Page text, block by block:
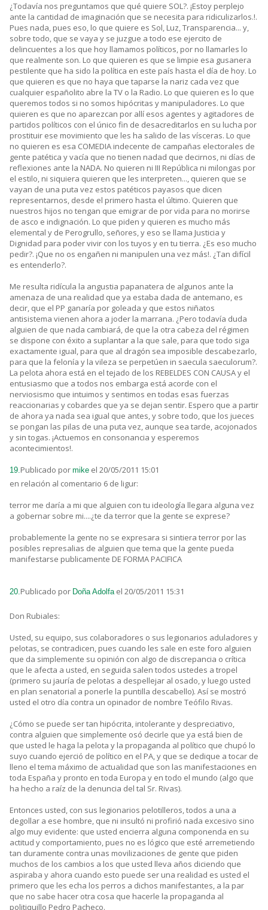
¿Todavía nos preguntamos que qué quiere SOL?. ¡Estoy perplejo
ante la cantidad de imaginación que se necesita para ridiculizarlos.!.
Pues nada, pues eso, lo que quiere es Sol, Luz, Transparencia... y,
sobre todo, que se vaya y se juzgue a todo ese ejercito de
delincuentes a los que hoy llamamos políticos, por no llamarles lo
que realmente son. Lo que quieren es que se limpie esa gusanera
pestilente que ha sido la política en este país hasta el día de hoy. Lo
que quieren es que no haya que taparse la nariz cada vez que
cualquier españolito abre la TV o la Radio. Lo que quieren es lo que
queremos todos si no somos hipócritas y manipuladores. Lo que
quieren es que no aparezcan por allí esos agentes y agitadores de
partidos políticos con el único fin de desacreditarlos en su lucha por
prostituir ese movimiento que les ha salido de las vísceras. Lo que
no quieren es esa COMEDIA indecente de campañas electorales de
gente patética y vacía que no tienen nadad que decirnos, ni días de
reflexiones ante la NADA. No quieren ni III República ni milongas por
el estilo, ni siquiera quieren que les interpreten..., quieren que se
vayan de una puta vez estos patéticos payasos que dicen
representarnos, desde el primero hasta el último. Quieren que
nuestros hijos no tengan que emigrar de por vida para no morirse
de asco e indignación. Lo que piden y quieren es mucho más
elemental y de Perogrullo, señores, y eso se llama Justicia y
Dignidad para poder vivir con los tuyos y en tu tierra. ¿Es eso mucho
pedir?. ¡Que no os engañen ni manipulen una vez más!. ¿Tan difícil
es entenderlo?.
Me resulta ridícula la angustia papanatera de algunos ante la
amenaza de una realidad que ya estaba dada de antemano, es
decir, que el PP ganaría por goleada y que estos niñatos
antisistema vienen ahora a joder la marrana. ¿Pero todavía duda
alguien de que nada cambiará, de que la otra cabeza del régimen
se dispone con éxito a suplantar a la que sale, para que todo siga
exactamente igual, para que al dragón sea imposible descabezarlo,
para que la felonía y la vileza se perpetúen in saecula saeculorum?.
La pelota ahora está en el tejado de los REBELDES CON CAUSA y el
entusiasmo que a todos nos embarga está acorde con el
nerviosismo que intuimos y sentimos en todas esas fuerzas
reaccionarias y cobardes que ya se dejan sentir. Espero que a partir
de ahora ya nada sea igual que antes, y sobre todo, que los jueces
se pongan las pilas de una puta vez, aunque sea tarde, acojonados
y sin togas. ¡Actuemos en consonancia y esperemos
acontecimientos!.
19.Publicado por mike el 20/05/2011 15:01
en relación al comentario 6 de ligur:
terror me daría a mi que alguien con tu ideología llegara alguna vez
a gobernar sobre mi....¿te da terror que la gente se exprese?
probablemente la gente no se expresara si sintiera terror por las
posibles represalias de alguien que tema que la gente pueda
manifestarse publicamente DE FORMA PACIFICA
20.Publicado por Doña Adolfa el 20/05/2011 15:31
Don Rubiales:
Usted, su equipo, sus colaboradores o sus legionarios aduladores y
pelotas, se contradicen, pues cuando les sale en este foro alguien
que da simplemente su opinión con algo de discrepancia o crítica
que le afecta a usted, en seguida salen todos ustedes a tropel
(primero su jauría de pelotas a despellejar al osado, y luego usted
en plan senatorial a ponerle la puntilla descabello). Así se mostró
usted el otro día contra un opinador de nombre Teófilo Rivas.
¿Cómo se puede ser tan hipócrita, intolerante y despreciativo,
contra alguien que simplemente osó decirle que ya está bien de
que usted le haga la pelota y la propaganda al político que chupó lo
suyo cuando ejerció de político en el PA, y que se dedique a tocar de
lleno el tema máximo de actualidad que son las manifestaciones en
toda España y pronto en toda Europa y en todo el mundo (algo que
ha hecho a raíz de la denuncia del tal Sr. Rivas).
Entonces usted, con sus legionarios pelotilleros, todos a una a
degollar a ese hombre, que ni insultó ni profirió nada excesivo sino
algo muy evidente: que usted encierra alguna componenda en su
actitud y comportamiento, pues no es lógico que esté arremetiendo
tan duramente contra unas movilizaciones de gente que piden
muchos de los cambios a los que usted lleva años diciendo que
aspiraba y ahora cuando esto puede ser una realidad es usted el
primero que les echa los perros a dichos manifestantes, a la par
que no sabe hacer otra cosa que hacerle la propaganda al
politiquillo Pedro Pacheco.